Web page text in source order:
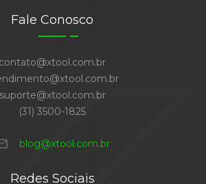
Fale Conosco
contato@xtool.com.br
suporte@xtool.com.br
(31) 3500-1825
blog@xtool.com.br
Redes Sociais